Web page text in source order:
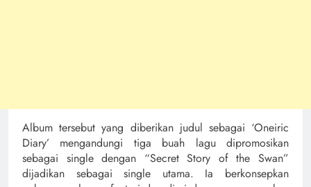
Album tersebut yang diberikan judul sebagai ‘Oneiric
Diary’ mengandungi tiga buah lagu dipromosikan
sebagai single dengan “Secret Story of the Swan”
dijadikan sebagai single utama. Ia berkonsepkan